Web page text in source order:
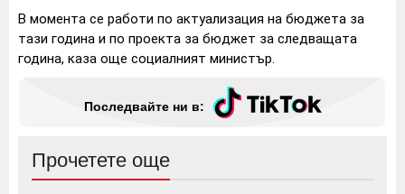
В момента се работи по актуализация на бюджета за
тази година и по проекта за бюджет за следващата
година, каза още социалният министър.
Последвайте ни в:
Прочетете още